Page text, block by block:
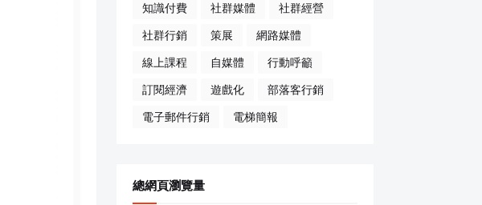
知識付費 社群媒體 社群經營
社群行銷 策展 網路媒體
線上課程 自媒體 行動呼籲
訂閱經濟 遊戲化 部落客行銷
電子郵件行銷 電梯簡報
總網頁瀏覽量